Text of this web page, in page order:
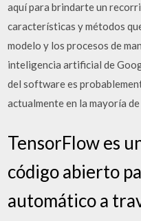
aquí para brindarte un
características y métodos
modelo y los procesos de
inteligencia artificial de
del software es
actualmente en la mayoría
TensorFlow es
código abierto
automático a